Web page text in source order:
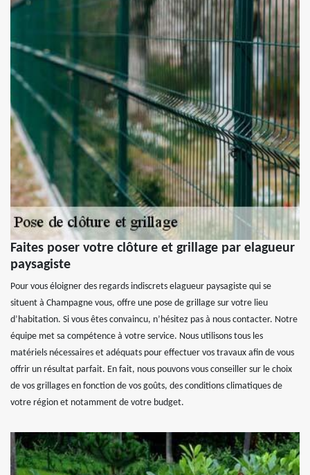
Faites poser votre clôture et grillage par elagueur
paysagiste
Pour vous éloigner des regards indiscrets elagueur paysagiste qui se
situent à Champagne vous, offre une pose de grillage sur votre lieu
d’habitation. Si vous êtes convaincu, n’hésitez pas à nous contacter. Notre
équipe met sa compétence à votre service. Nous utilisons tous les
matériels nécessaires et adéquats pour effectuer vos travaux afin de vous
offrir un résultat parfait. En fait, nous pouvons vous conseiller sur le choix
de vos grillages en fonction de vos goûts, des conditions climatiques de
votre région et notamment de votre budget.